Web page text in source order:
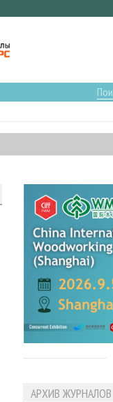
АРХИВ ЖУРНАЛОВ